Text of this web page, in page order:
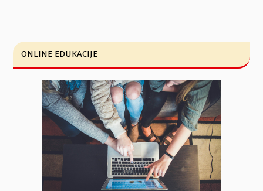
ONLINE EDUKACIJE